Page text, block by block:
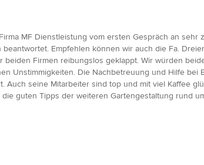
MF Dienstleistung vom ersten Gespräch an
Empfehlen können wir auch die Fa.
beiden Firmen reibungslos geklappt. Wir würden
Unstimmigkeiten. Die Nachbetreuung und Hilfe
seine Mitarbeiter sind top und mit viel Kaffee
guten Tipps der weiteren Gartengestaltung rund